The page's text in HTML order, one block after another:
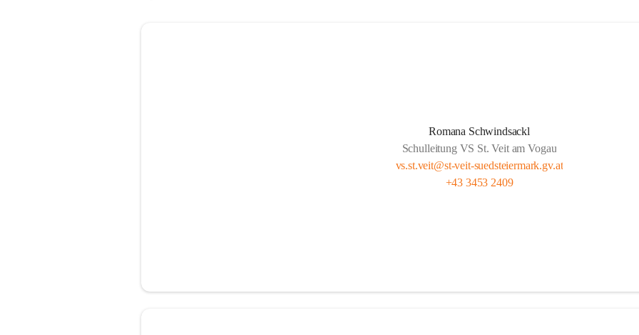
Romana Schwindsackl
Schulleitung VS St. Veit am Vogau
vs.st.veit@st-veit-suedsteiermark.gv.at
+43 3453 2409